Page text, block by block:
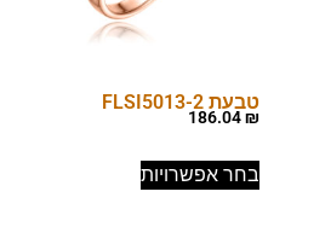
טבעת FLSI5013-2
186.04₪
בחר אפשרויות